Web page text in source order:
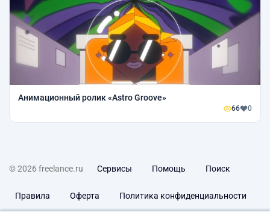
Анимационный ролик «Astro Groove»
66 0
© 2026 freelance.ru Сервисы Помощь Поиск
Правила Оферта Политика конфиденциальности